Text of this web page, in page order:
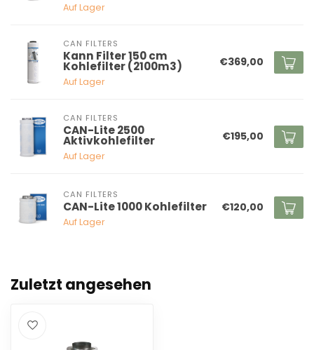
Auf Lager
CAN FILTERS
Kann Filter 150 cm
Kohlefilter (2100m3)
Auf Lager
€369,00
CAN FILTERS
CAN-Lite 2500
Aktivkohlefilter
Auf Lager
€195,00
CAN FILTERS
CAN-Lite 1000 Kohlefilter
Auf Lager
€120,00
Zuletzt angesehen